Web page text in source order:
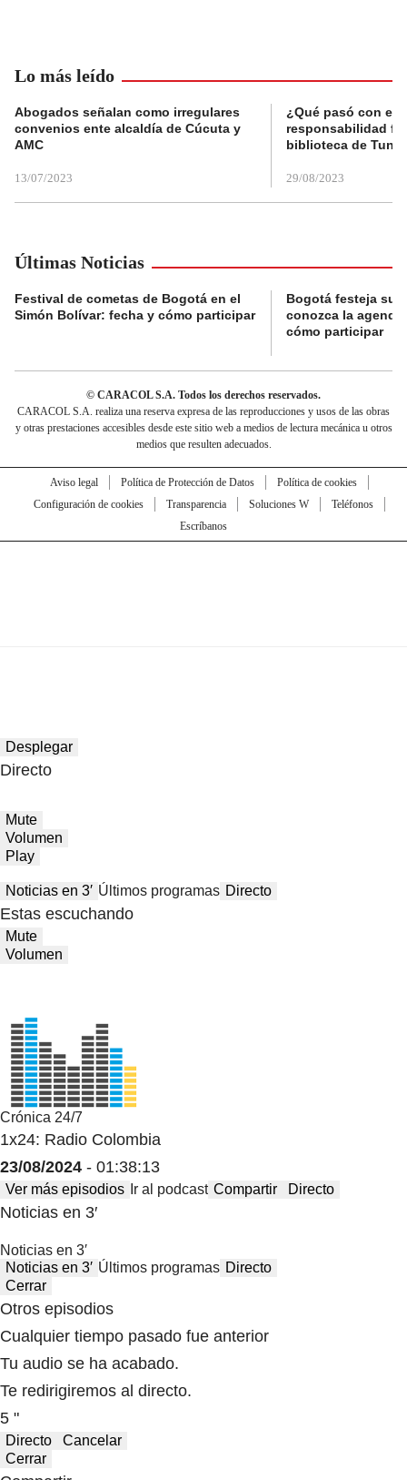
Lo más leído
Abogados señalan como irregulares
convenios ente alcaldía de Cúcuta y
AMC
13/07/2023
¿Qué pasó con el
responsabilidad
biblioteca de
29/08/2023
Últimas Noticias
Festival de cometas de Bogotá en el
Simón Bolívar: fecha y cómo participar
Bogotá festeja su
conozca la
cómo participar
© CARACOL S.A. Todos los derechos reservados.
CARACOL S.A. realiza una reserva expresa de las reproducciones y usos de las obras
y otras prestaciones accesibles desde este sitio web a medios de lectura mecánica u otros
medios que resulten adecuados.
Aviso legal Política de Protección de Datos
Política de cookies
Configuración de cookies
Transparencia Soluciones W
Teléfonos
Escríbanos
Desplegar
Directo
Mute
Volumen
Play
Noticias en 3′ Últimos programas Directo
Estas escuchando
Mute
Volumen
Crónica 24/7
1x24: Radio Colombia
23/08/2024 - 01:38:13
Ver más episodios Ir al podcast Compartir Directo
Noticias en 3′
Noticias en 3′
Noticias en 3′ Últimos programas Directo
Cerrar
Otros episodios
Cualquier tiempo pasado fue anterior
Tu audio se ha acabado.
Te redirigiremos al directo.
5 "
Directo
Cancelar
Cerrar